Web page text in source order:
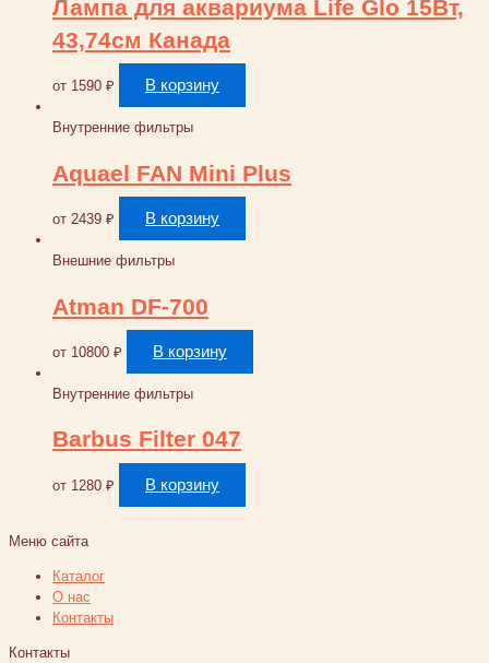
Лампа для аквариума Life Glo 15Вт,
43,74см Канада
от 1590 ₽ В корзину
Внутренние фильтры
Aquael FAN Mini Plus
от 2439 ₽ В корзину
Внешние фильтры
Atman DF-700
от 10800 ₽ В корзину
Внутренние фильтры
Barbus Filter 047
от 1280 ₽ В корзину
Меню сайта
Каталог
О нас
Контакты
Контакты